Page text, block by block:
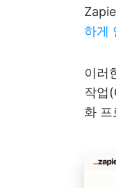
하게
이러
작업
화